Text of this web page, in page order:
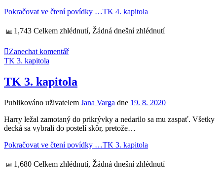
Pokračovat ve čtení povídky …TK 4. kapitola
1,743 Celkem zhlédnutí, Žádná dnešní zhlédnutí
Zanechat komentář
TK 3. kapitola
TK 3. kapitola
Publikováno uživatelem Jana Varga dne 19. 8. 2020
Harry ležal zamotaný do prikrývky a nedarilo sa mu zaspať. Všetky
decká sa vybrali do postelí skôr, pretože…
Pokračovat ve čtení povídky …TK 3. kapitola
1,680 Celkem zhlédnutí, Žádná dnešní zhlédnutí